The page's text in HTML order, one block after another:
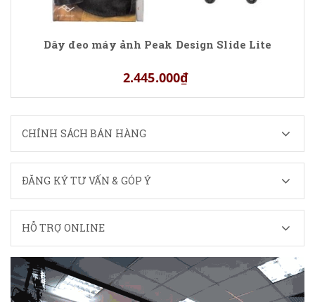
Dây đeo máy ảnh Peak Design Slide Lite
2.445.000₫
CHÍNH SÁCH BÁN HÀNG
ĐĂNG KÝ TƯ VẤN & GÓP Ý
HỖ TRỢ ONLINE